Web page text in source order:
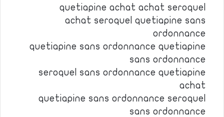
quetiapine achat achat seroquel
achat seroquel quetiapine sans
ordonnance
quetiapine sans ordonnance quetiapine
sans ordonnance
seroquel sans ordonnance quetiapine
achat
quetiapine sans ordonnance seroquel
sans ordonnance